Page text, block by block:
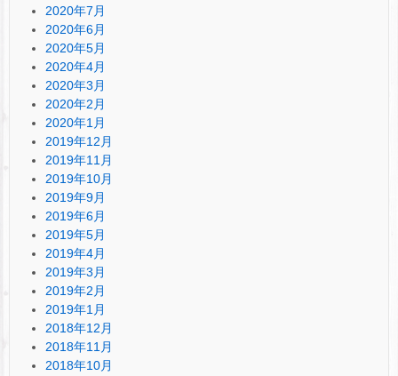
2020年7月
2020年6月
2020年5月
2020年4月
2020年3月
2020年2月
2020年1月
2019年12月
2019年11月
2019年10月
2019年9月
2019年6月
2019年5月
2019年4月
2019年3月
2019年2月
2019年1月
2018年12月
2018年11月
2018年10月